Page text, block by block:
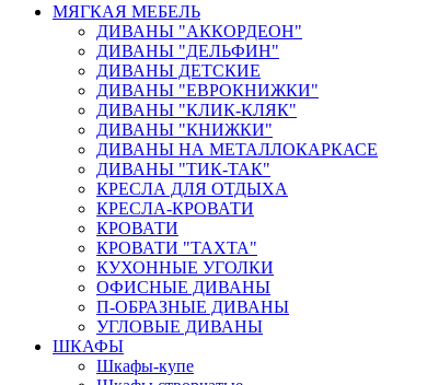
МЯГКАЯ МЕБЕЛЬ
ДИВАНЫ "АККОРДЕОН"
ДИВАНЫ "ДЕЛЬФИН"
ДИВАНЫ ДЕТСКИЕ
ДИВАНЫ "ЕВРОКНИЖКИ"
ДИВАНЫ "КЛИК-КЛЯК"
ДИВАНЫ "КНИЖКИ"
ДИВАНЫ НА МЕТАЛЛОКАРКАСЕ
ДИВАНЫ "ТИК-ТАК"
КРЕСЛА ДЛЯ ОТДЫХА
КРЕСЛА-КРОВАТИ
КРОВАТИ
КРОВАТИ "ТАХТА"
КУХОННЫЕ УГОЛКИ
ОФИСНЫЕ ДИВАНЫ
П-ОБРАЗНЫЕ ДИВАНЫ
УГЛОВЫЕ ДИВАНЫ
ШКАФЫ
Шкафы-купе